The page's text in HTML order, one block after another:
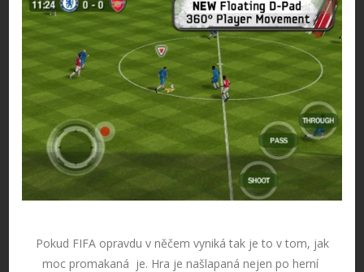
Pokud FIFA opravdu v něčem vyniká tak je to v tom, jak
moc promakaná je. Hra je našlapaná nejen po herní